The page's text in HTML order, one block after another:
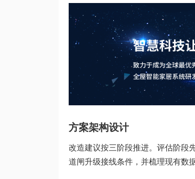
方案架构设计
改造建议按三阶段推进。评估阶段
道闸升级接线条件，并梳理现有数